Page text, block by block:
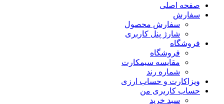
صفحه اصلی
سفارش
سفارش محصول
شارژ پنل کاربری
فروشگاه
فروشگاه
مقایسه سیمکارت
شماره رند
ویزاکارت و حساب ارزی
حساب کاربری من
سبد خرید